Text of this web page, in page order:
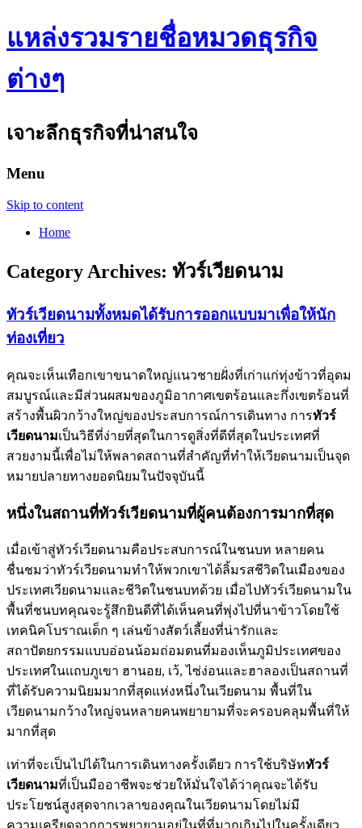
แหล่งรวมรายชื่อหมวดธุรกิจ
ต่างๆ
เจาะลึกธุรกิจที่น่าสนใจ
Menu
Skip to content
Home
Category Archives: ทัวร์เวียดนาม
ทัวร์เวียดนามทั้งหมดได้รับการออกแบบมาเพื่อให้นัก
ท่องเที่ยว
คุณจะเห็นเทือกเขาขนาดใหญ่แนวชายฝั่งที่เก่าแก่ทุ่งข้าวที่อุดม
สมบูรณ์และมีส่วนผสมของภูมิอากาศเขตร้อนและกึ่งเขตร้อนที่
สร้างพื้นผิวกว้างใหญ่ของประสบการณ์การเดินทาง การทัวร์
เวียดนามเป็นวิธีที่ง่ายที่สุดในการดูสิ่งที่ดีที่สุดในประเทศที่
สวยงามนี้เพื่อไม่ให้พลาดสถานที่สำคัญที่ทำให้เวียดนามเป็นจุด
หมายปลายทางยอดนิยมในปัจจุบันนี้
หนึ่งในสถานที่ทัวร์เวียดนามที่ผู้คนต้องการมากที่สุด
เมื่อเข้าสู่ทัวร์เวียดนามคือประสบการณ์ในชนบท หลายคน
ชื่นชมว่าทัวร์เวียดนามทำให้พวกเขาได้ลิ้มรสชีวิตในเมืองของ
ประเทศเวียดนามและชีวิตในชนบทด้วย เมื่อไปทัวร์เวียดนามใน
พื้นที่ชนบทคุณจะรู้สึกยินดีที่ได้เห็นคนที่พุ่งไปที่นาข้าวโดยใช้
เทคนิคโบราณเด็ก ๆ เล่นข้างสัตว์เลี้ยงที่น่ารักและ
สถาปัตยกรรมแบบอ่อนน้อมถ่อมตนที่มองเห็นภูมิประเทศของ
ประเทศในแถบภูเขา ฮานอย, เว้, ไซ่ง่อนและฮาลองเป็นสถานที่
ที่ได้รับความนิยมมากที่สุดแห่งหนึ่งในเวียดนาม พื้นที่ใน
เวียดนามกว้างใหญ่จนหลายคนพยายามที่จะครอบคลุมพื้นที่ให้
มากที่สุด
เท่าที่จะเป็นไปได้ในการเดินทางครั้งเดียว การใช้บริษัททัวร์
เวียดนามที่เป็นมืออาชีพจะช่วยให้มั่นใจได้ว่าคุณจะได้รับ
ประโยชน์สูงสุดจากเวลาของคุณในเวียดนามโดยไม่มี